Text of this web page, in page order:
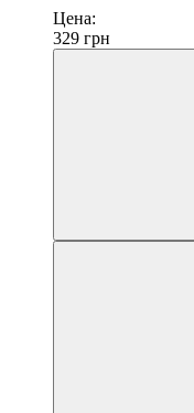
Цена:
329 грн